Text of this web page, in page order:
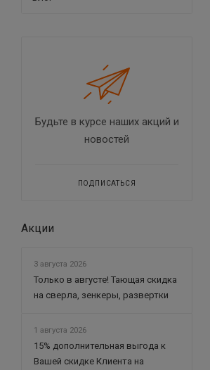
Будьте в курсе наших акций и
новостей
ПОДПИСАТЬСЯ
Акции
3 августа 2026
Только в августе! Тающая скидка
на сверла, зенкеры, развертки
1 августа 2026
15% дополнительная выгода к
Вашей скидке Клиента на